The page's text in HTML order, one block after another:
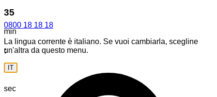
0800 18 18 18
La lingua corrente è italiano. Se vuoi cambiarla, scegline
un'altra da questo menu.
IT
35
min
:
35
sec